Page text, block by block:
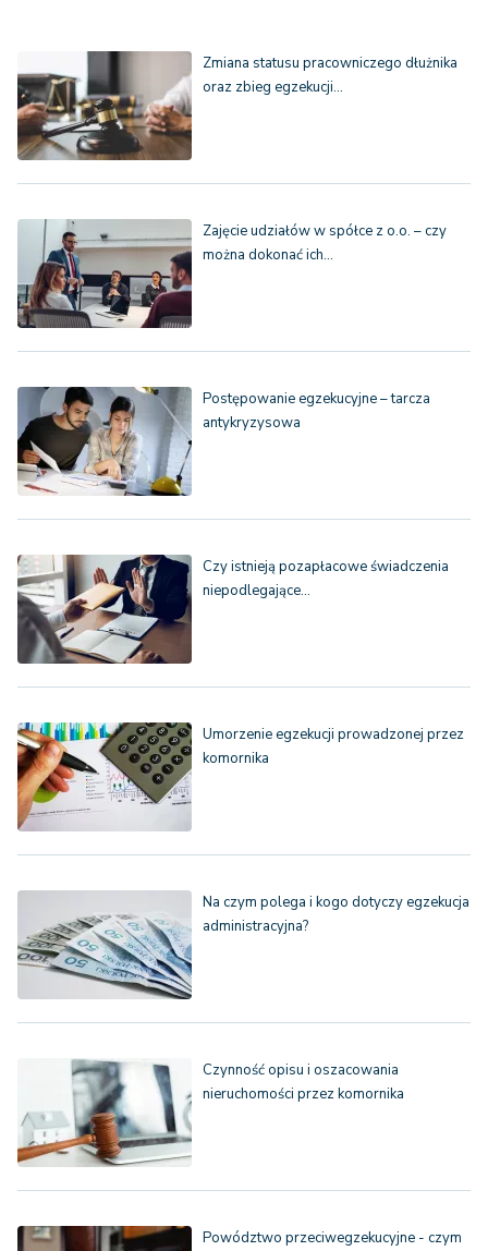
Zmiana statusu pracowniczego dłużnika
oraz zbieg egzekucji…
Zajęcie udziałów w spółce z o.o. – czy
można dokonać ich…
Postępowanie egzekucyjne – tarcza
antykryzysowa
Czy istnieją pozapłacowe świadczenia
niepodlegające…
Umorzenie egzekucji prowadzonej przez
komornika
Na czym polega i kogo dotyczy egzekucja
administracyjna?
Czynność opisu i oszacowania
nieruchomości przez komornika
Powództwo przeciwegzekucyjne - czym